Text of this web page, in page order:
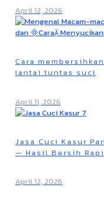
April 12, 2026
Cara
lantai tuntas suci
April 11, 2026
Jasa Cuci Kasur
— Hasil Bersih Rapi
April 12, 2026